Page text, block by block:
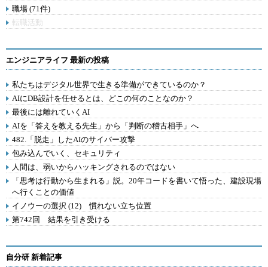
職場 (71件)
転職活動
エンジニアライフ 最新の投稿
私たちはデジタル世界で生きる準備ができているのか？
AIにDB設計を任せるとは、どこの何のことなのか？
最後には離れていくAI
AIを「答えを教える先生」から「判断の稽古相手」へ
482.「脱走」したAIのサイバー攻撃
包み込んでいく、セキュリティ
人間は、弱いからハッキングされるのではない
「思考は行動から生まれる」説。20年コードを書いて悟った、建設現場
へ行くことの価値
イノウーの選択 (12) 慣れない立ち位置
第742回 結果を引き受ける
自分研 新着記事